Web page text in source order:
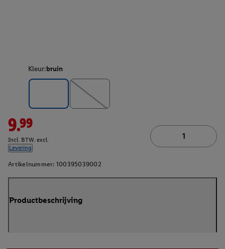
Kleur:bruin
9.99
Incl. BTW. excl.
Levering
Artikelnummer: 100395039002
Productbeschrijving